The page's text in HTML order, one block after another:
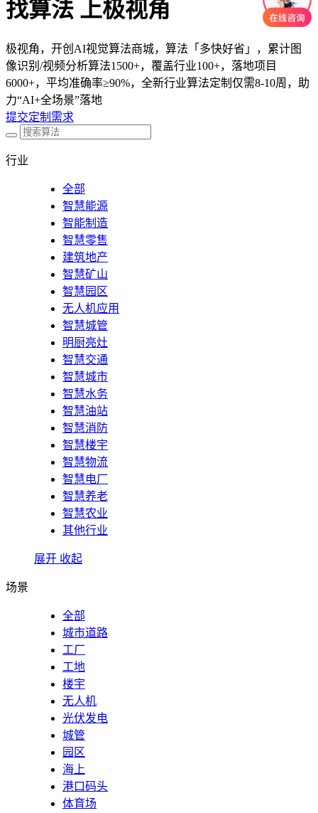
找算法 上极视角
极视角，开创AI视觉算法商城，算法「多快好省」，累计图
像识别/视频分析算法1500+，覆盖行业100+，落地项目
6000+，平均准确率≥90%，全新行业算法定制仅需8-10周，助
力“AI+全场景”落地
提交定制需求
行业
全部
智慧能源
智能制造
智慧零售
建筑地产
智慧矿山
智慧园区
无人机应用
智慧城管
明厨亮灶
智慧交通
智慧城市
智慧水务
智慧油站
智慧消防
智慧楼宇
智慧物流
智慧电厂
智慧养老
智慧农业
其他行业
展开 收起
场景
全部
城市道路
工厂
工地
楼宇
无人机
光伏发电
城管
园区
海上
港口码头
体育场